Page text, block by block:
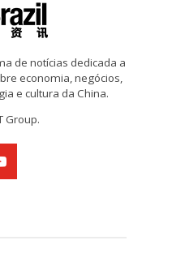
de notícias dedicada a
economia, negócios,
e cultura da China.
Group.